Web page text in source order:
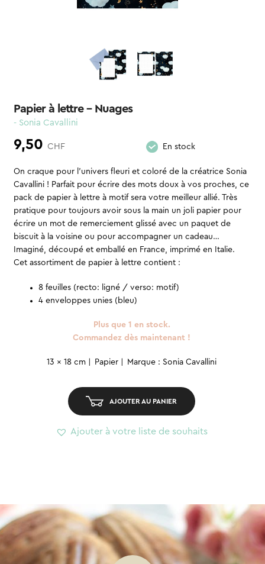
Papier à lettre – Nuages
- Sonia Cavallini
9,50 CHF En stock
On craque pour l’univers fleuri et coloré de la créatrice Sonia
Cavallini ! Parfait pour écrire des mots doux à vos proches, ce
pack de papier à lettre à motif sera votre meilleur allié. Très
pratique pour toujours avoir sous la main un joli papier pour
écrire un mot de remerciement glissé avec un paquet de
biscuit à la voisine ou pour accompagner un cadeau…
Imaginé, découpé et emballé en France, imprimé en Italie.
Cet assortiment de papier à lettre contient :
8 feuilles (recto: ligné / verso: motif)
4 enveloppes unies (bleu)
Plus que 1 en stock.
Commandez dès maintenant !
quantité
à
-
13 x 18 cm Papier Marque : Sonia Cavallini
AJOUTER AU PANIER
Ajouter à votre liste de souhaits